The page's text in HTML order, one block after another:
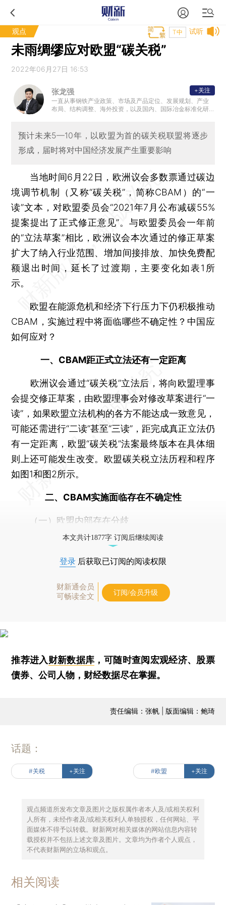
观点 试听
T中
未雨绸缪应对欧盟“碳关税”
2022年06月27日 16:53
张龙强
一直从事钢铁产业政策、市场及产品定位、发展规划、产业
布局、结构调整、海外投资，以及国内、国际冶金标准化研
+关注
预计未来5—10年，以欧盟为首的碳关税联盟将逐步
形成，届时将对中国经济发展产生重要影响
当地时间6月22日，欧洲议会多数票通过碳边
境调节机制（又称“碳关税”，简称CBAM）的“一
读”文本，对欧盟委员会“2021年7月公布减碳55%
提案提出了正式修正意见”。与欧盟委员会一年前
的“立法草案”相比，欧洲议会本次通过的修正草案
扩大了纳入行业范围、增加间接排放、加快免费配
额退出时间，延长了过渡期，主要变化如表1所
示。
欧盟在能源危机和经济下行压力下仍积极推动
CBAM，实施过程中将面临哪些不确定性？中国应
如何应对？
一、CBAM距正式立法还有一定距离
欧洲议会通过“碳关税”立法后，将向欧盟理事
会提交修正草案，由欧盟理事会对修改草案进行“一
读”，如果欧盟立法机构的各方不能达成一致意见，
可能还需进行“二读”甚至“三读”，距完成真正立法仍
有一定距离，欧盟“碳关税”法案最终版本在具体细
则上还可能发生改变。欧盟碳关税立法历程和程序
如图1和图2所示。
二、CBAM实施面临存在不确定性
（一）欧盟内部存在分歧
本文共计1877字 订阅后继续阅读
登录 后获取已订阅的阅读权限
财新通会员
可畅读全文
订阅/会员升级
推荐进入财新数据库 ，可随时查阅宏观经济、股票
债券、公司人物，财经数据尽在掌握。
责任编辑：张帆 | 版面编辑：鲍琦
话题：
#关税 +关注 #欧盟 +关注
观点频道所发布文章及图片之版权属作者本人及/或相关权利
人所有，未经作者及/或相关权利人单独授权，任何网站、平
面媒体不得予以转载。财新网对相关媒体的网站信息内容转
载授权并不包括上述文章及图片。文章均为作者个人观点，
不代表财新网的立场和观点。
相关阅读